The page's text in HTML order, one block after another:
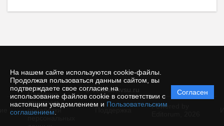
На нашем сайте используются cookie-файлы.
Продолжая пользоваться данным сайтом, вы
подтверждаете свое согласие на
использование файлов cookie в соответствии с
настоящим уведомлением и Пользовательским
соглашением
Согласен
© vestnik.nvsu.ru
Политика
защиты и
обработки
Powered by